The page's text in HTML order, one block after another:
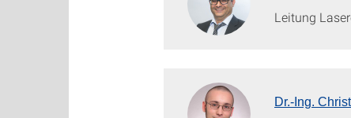
Leitung
Dr.-Ing.